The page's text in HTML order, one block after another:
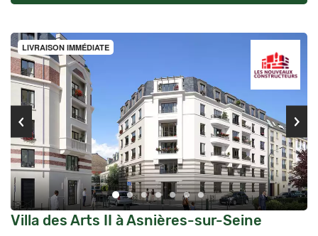
LIVRAISON IMMÉDIATE
Villa des Arts II à Asnières-sur-Seine